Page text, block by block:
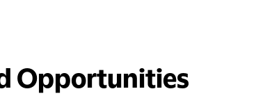
Opportunities